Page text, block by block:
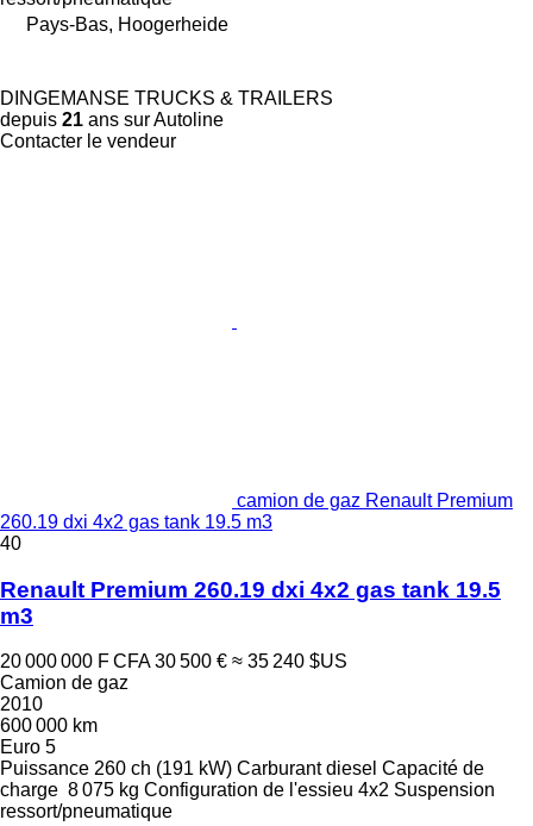
Pays-Bas, Hoogerheide
DINGEMANSE TRUCKS & TRAILERS
depuis 21 ans sur Autoline
Contacter le vendeur
camion de gaz Renault Premium
260.19 dxi 4x2 gas tank 19.5 m3
40
Renault Premium 260.19 dxi 4x2 gas tank 19.5
m3
20 000 000 F CFA 30 500 € ≈ 35 240 $US
Camion de gaz
2010
600 000 km
Euro 5
Puissance 260 ch (191 kW) Carburant diesel Capacité de
charge 8 075 kg Configuration de l'essieu 4x2 Suspension
ressort/pneumatique